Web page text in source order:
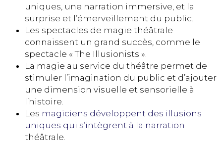
uniques, une narration immersive, et la
surprise et l’émerveillement du public.
Les spectacles de magie théâtrale
connaissent un grand succès, comme le
spectacle « The Illusionists ».
La magie au service du théâtre permet de
stimuler l’imagination du public et d’ajouter
une dimension visuelle et sensorielle à
l’histoire.
Les magiciens développent des illusions
uniques qui s’intègrent à la narration
théâtrale.